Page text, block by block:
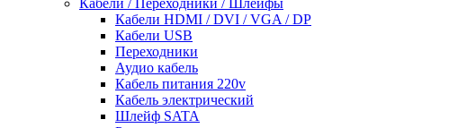
Кабели / Переходники / Шлейфы
Кабели HDMI / DVI / VGA / DP
Кабели USB
Переходники
Аудио кабель
Кабель питания 220v
Кабель электрический
Шлейф SATA